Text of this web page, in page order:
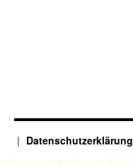
Datenschutzerklärung